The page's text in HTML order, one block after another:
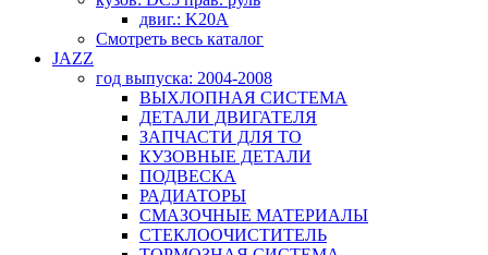
двиг.: K20A
Смотреть весь каталог
JAZZ
год выпуска: 2004-2008
ВЫХЛОПНАЯ СИСТЕМА
ДЕТАЛИ ДВИГАТЕЛЯ
ЗАПЧАСТИ ДЛЯ ТО
КУЗОВНЫЕ ДЕТАЛИ
ПОДВЕСКА
РАДИАТОРЫ
СМАЗОЧНЫЕ МАТЕРИАЛЫ
СТЕКЛООЧИСТИТЕЛЬ